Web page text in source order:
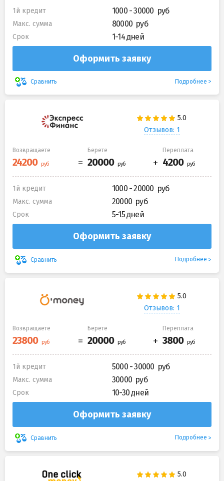
1й кредит 1000 - 30000
Макс. сумма 80000
Срок 1-14 дней
Оформить заявку
Сравнить Подробнее
Отзывов: 1
Возвращаете Берете Переплата
1й кредит 1000 - 20000
Макс. сумма 20000
Срок 5-15 дней
Оформить заявку
Сравнить Подробнее
Отзывов: 1
Возвращаете Берете Переплата
1й кредит 5000 - 30000
Макс. сумма 30000
Срок 10-30 дней
Оформить заявку
Сравнить Подробнее